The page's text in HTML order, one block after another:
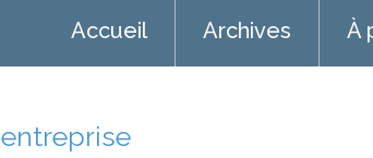
Accueil Archives À
entreprise